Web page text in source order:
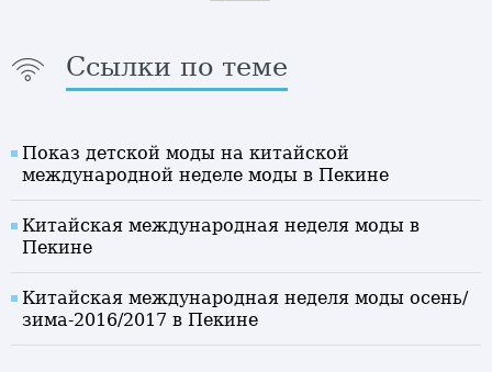
Ссылки по теме
Показ детской моды на китайской
международной неделе моды в Пекине
Китайская международная неделя моды в
Пекине
Китайская международная неделя моды осень/
зима-2016/2017 в Пекине